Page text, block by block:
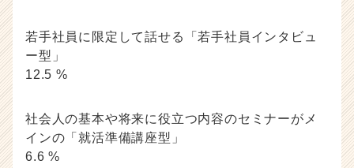
若手社員に限定して話せる「若手社員インタビュ
ー型」
12.5 %
社会人の基本や将来に役立つ内容のセミナーがメ
インの「就活準備講座型」
6.6 %